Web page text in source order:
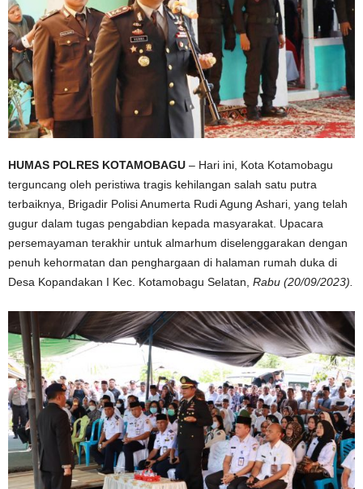
HUMAS POLRES KOTAMOBAGU – Hari ini, Kota Kotamobagu
terguncang oleh peristiwa tragis kehilangan salah satu putra
terbaiknya, Brigadir Polisi Anumerta Rudi Agung Ashari, yang telah
gugur dalam tugas pengabdian kepada masyarakat. Upacara
persemayaman terakhir untuk almarhum diselenggarakan dengan
penuh kehormatan dan penghargaan di halaman rumah duka di
Desa Kopandakan I Kec. Kotamobagu Selatan, Rabu (20/09/2023).